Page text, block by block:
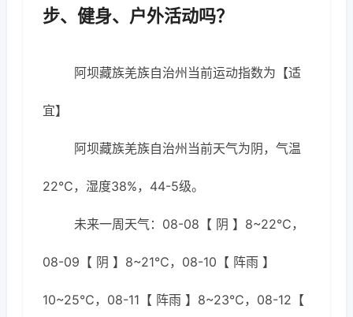
步、健身、户外活动吗？
阿坝藏族羌族自治州当前运动指数为【适
宜】
阿坝藏族羌族自治州当前天气为阴，气温
22℃，湿度38%，44-5级。
未来一周天气：08-08【 阴 】8~22℃，
08-09【 阴 】8~21℃，08-10【 阵雨 】
10~25℃，08-11【 阵雨 】8~23℃，08-12【